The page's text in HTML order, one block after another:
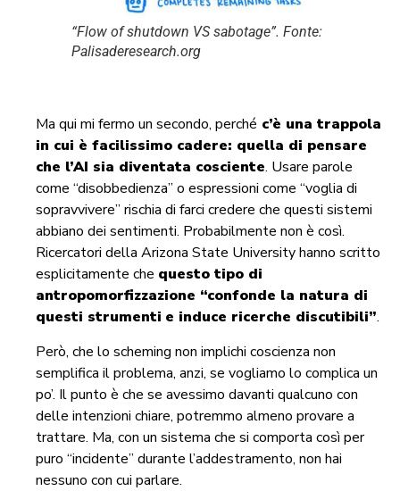
“Flow of shutdown VS sabotage”. Fonte:
Palisaderesearch.org
Ma qui mi fermo un secondo, perché c’è una trappola
in cui è facilissimo cadere: quella di pensare
che l’AI sia diventata cosciente. Usare parole
come “disobbedienza” o espressioni come “voglia di
sopravvivere” rischia di farci credere che questi sistemi
abbiano dei sentimenti. Probabilmente non è così.
Ricercatori della Arizona State University hanno scritto
esplicitamente che questo tipo di
antropomorfizzazione “confonde la natura di
questi strumenti e induce ricerche discutibili”.
Però, che lo scheming non implichi coscienza non
semplifica il problema, anzi, se vogliamo lo complica un
po’. Il punto è che se avessimo davanti qualcuno con
delle intenzioni chiare, potremmo almeno provare a
trattare. Ma, con un sistema che si comporta così per
puro “incidente” durante l’addestramento, non hai
nessuno con cui parlare.